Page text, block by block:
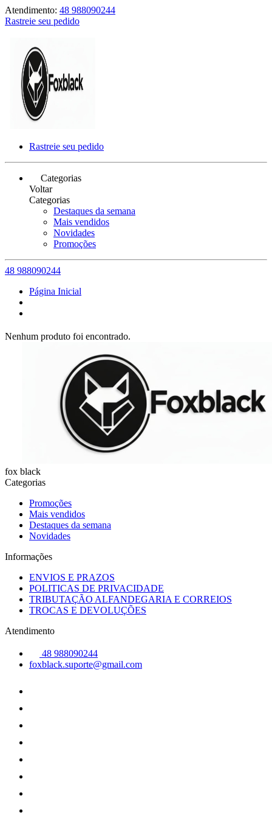
Atendimento: 48 988090244
Rastreie seu pedido
Rastreie seu pedido
Categorias
Voltar
Categorias
Destaques da semana
Mais vendidos
Novidades
Promoções
48 988090244
Página Inicial
Nenhum produto foi encontrado.
fox black
Categorias
Promoções
Mais vendidos
Destaques da semana
Novidades
Informações
ENVIOS E PRAZOS
POLITICAS DE PRIVACIDADE
TRIBUTAÇÃO ALFANDEGARIA E CORREIOS
TROCAS E DEVOLUÇÕES
Atendimento
48 988090244
foxblack.suporte@gmail.com